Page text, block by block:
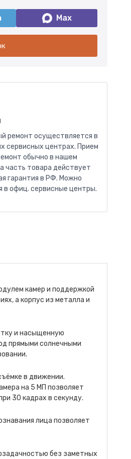
Max
ремонт осуществляется в
сервисных центрах. Прием
обычно в нашем
часть товара действует
гарантия в РФ. Можно
в офиц. сервисные центры.
камер и поддержкой
а корпус из металла и
и насыщенную
прямыми солнечными
в движении.
на 5 МП позволяет
30 кадрах в секунду.
лица позволяет
без заметных